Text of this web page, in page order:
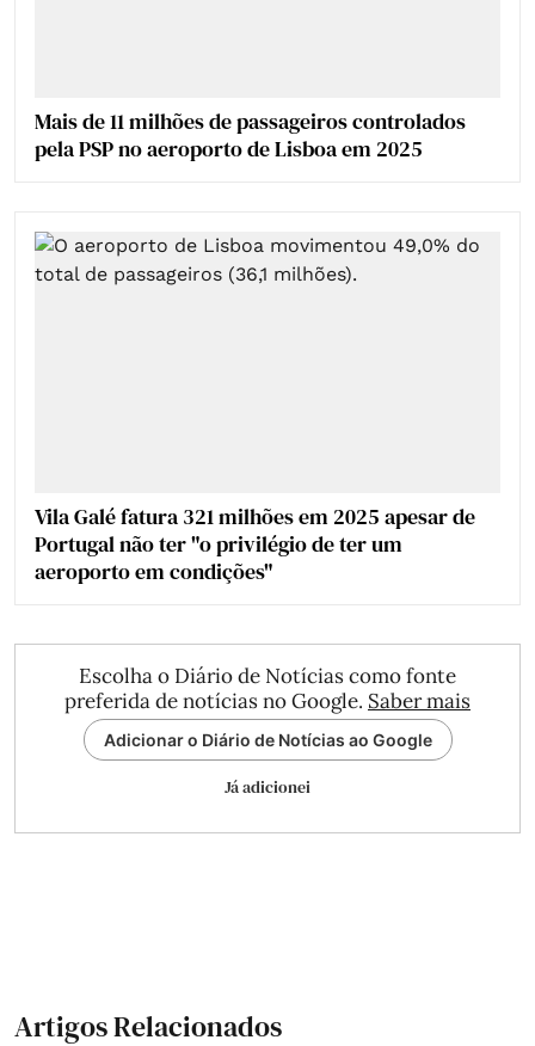
Mais de 11 milhões de passageiros controlados
pela PSP no aeroporto de Lisboa em 2025
Vila Galé fatura 321 milhões em 2025 apesar de
Portugal não ter "o privilégio de ter um
aeroporto em condições"
Escolha o Diário de Notícias como fonte
preferida de notícias no Google. Saber mais
Adicionar o Diário de Notícias ao Google
Já adicionei
Artigos Relacionados